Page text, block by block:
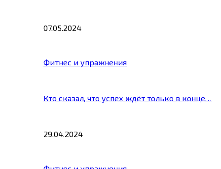
07.05.2024
Фитнес и упражнения
Кто сказал, что успех ждёт только в конце…
29.04.2024